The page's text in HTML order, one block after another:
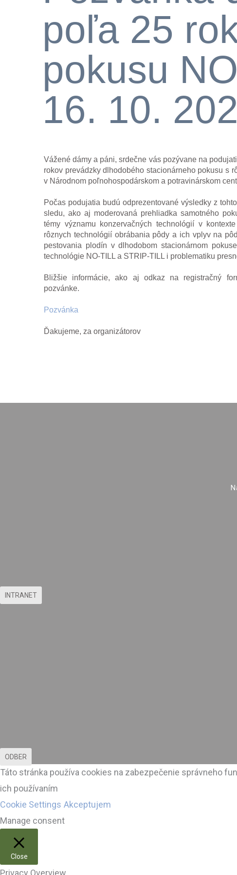
poľa 25
pokusu
16. 10.
Vážené dámy a páni, srdečne vás pozývane na
rokov prevádzky dlhodobého stacionárneho pokusu s
v Národnom poľnohospodárskom a potravinárskom
Počas podujatia budú odprezentované výsledky z
sledu, ako aj moderovaná prehliadka samotného
témy významu konzervačných technológií v
rôznych technológií obrábania pôdy a ich vplyv na
pestovania plodín v dlhodobom stacionárnom
technológie NO-TILL a STRIP-TILL i problematiku
Bližšie informácie, ako aj odkaz na registračný
pozvánke.
Pozvánka
Ďakujeme, za organizátorov
INTRANET
ODBER
Táto stránka používa cookies na zabezpečenie správneho
ich používaním
Cookie Settings Akceptujem
Manage consent
Close
Privacy Overview